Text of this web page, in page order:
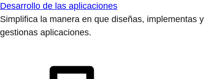
Desarrollo de las aplicaciones
Simplifica la manera en que diseñas, implementas y
gestionas aplicaciones.